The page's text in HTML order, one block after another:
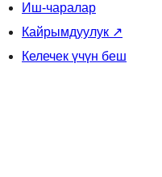
Иш-чаралар
Кайрымдуулук ↗
Келечек үчүн беш